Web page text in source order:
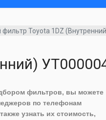
Toyota 1DZ
фильтров, вы можете
по телефонам
узнать их стоимость,